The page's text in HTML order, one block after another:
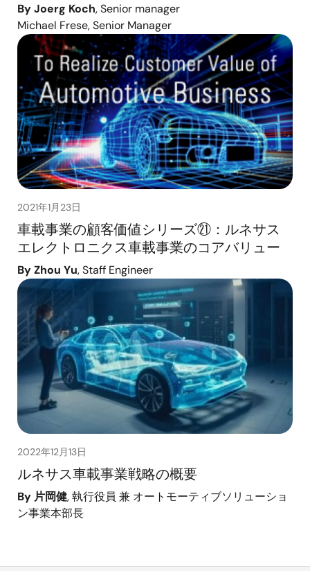
By Joerg Koch, Senior manager
Michael Frese, Senior Manager
2021年1月23日
車載事業の顧客価値シリーズ㉑：ルネサス
エレクトロニクス車載事業のコアバリュー
By Zhou Yu, Staff Engineer
2022年12月13日
ルネサス車載事業戦略の概要
By 片岡健, 執行役員 兼 オートモーティブソリューショ
ン事業本部長